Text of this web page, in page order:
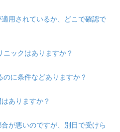
用されているか、どこで確認で
ックはありますか？
に条件などありますか？
ありますか？
が悪いのですが、別日で受けら